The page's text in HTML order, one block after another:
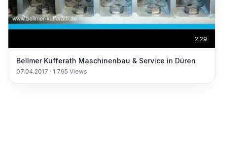
2:29
Bellmer Kufferath Maschinenbau & Service in Düren
07.04.2017 · 1.795 Views